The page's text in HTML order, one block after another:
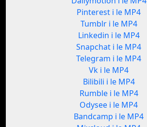
Pinterest i le MP4
Tumblr i le MP4
Linkedin i le MP4
Snapchat i le MP4
Telegram i le MP4
Vk i le MP4
Bilibili i le MP4
Rumble i le MP4
Odysee i le MP4
Bandcamp i le MP4